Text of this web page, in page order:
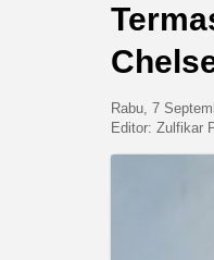
Rabu, 7
Editor: Zulfikar